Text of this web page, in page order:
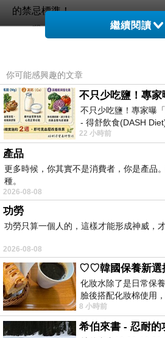
的禁忌標準！
腿、手臂、手指、眼睛、耳朵
想知道切下來得手的瞬間，又會有
某個城市接連出現部份肉體遭
全都來自同一所高中，某個升學班
中，竟然找出其他被害人的部份
十八年前發生的監禁滅門懸案也跟
美麗的少女，卻被發現有著與當時
同學之間互相猜疑、殘殺、終至
身性癖，切下死者的屍體帶走──
【日本讀者好評推薦】 「心跳隨
心理描寫出眾的恐怖作品。」
「讓人目不轉睛的劇情展開，結局
的人才能體會。」
繼續閱讀
你可能感興趣的文章
不只少吃鹽！專家曝
- 得舒飲食(DASH
https://
22 小時前
產品
更多時候，你其實不是消費者，你是產品
種。
2026-08-08
功勞
功勞只算一個人的，這樣才能形成神威，
2026-08-08
化妝水除了是日常保
臉後搭配化妝棉使用
我的保養必備品項 不
8 小時前
希伯來書 - 忍耐的